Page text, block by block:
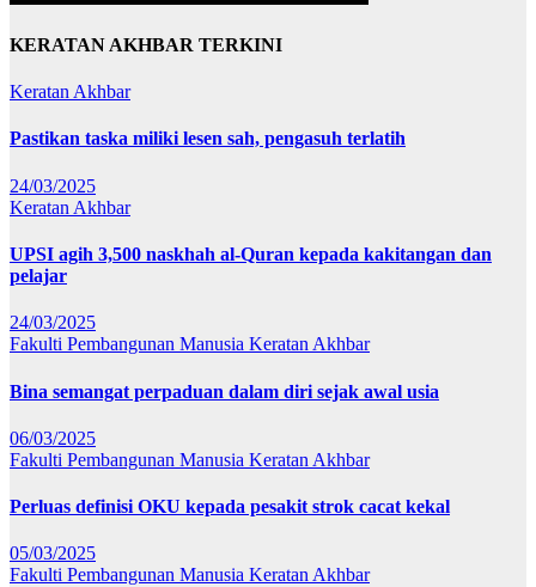
KERATAN AKHBAR TERKINI
Keratan Akhbar
Pastikan taska miliki lesen sah, pengasuh terlatih
24/03/2025
Keratan Akhbar
UPSI agih 3,500 naskhah al-Quran kepada kakitangan dan
pelajar
24/03/2025
Fakulti Pembangunan Manusia Keratan Akhbar
Bina semangat perpaduan dalam diri sejak awal usia
06/03/2025
Fakulti Pembangunan Manusia Keratan Akhbar
Perluas definisi OKU kepada pesakit strok cacat kekal
05/03/2025
Fakulti Pembangunan Manusia Keratan Akhbar